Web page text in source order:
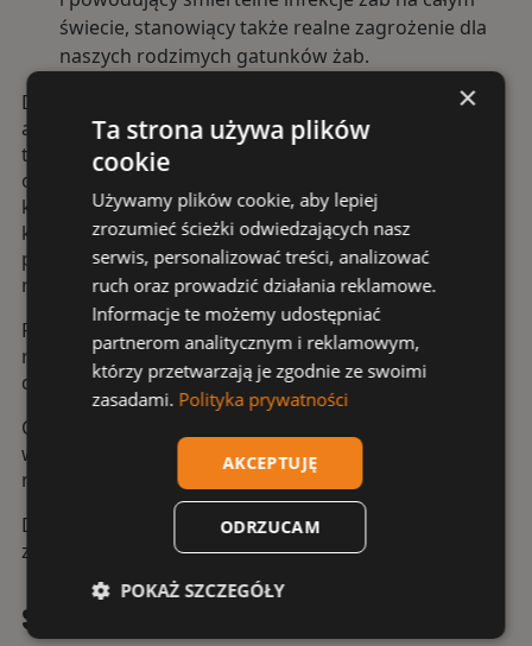
świecie, stanowiący także realne zagrożenie dla
naszych rodzimych gatunków żab.
Dodatkową atrakcją pozwalającą wykorzystać
artystyczne zdolności milusińskich były warsztaty z
tworzenia kolorowych kwiatów z bibuły. Pod czujnym
okiem praktykantek i rodziców dzieci wycinały
kolorowe płatki i samodzielnie tworzyły elementy
kwiatu. Nie zabrakło oczywiście pyłku– tę rolę przejęły
przyprawy. Zajęcia pokazały najmłodszym, jak wielką
rolę spełniają pszczoły.
Po zakończonych warsztatach wylosowano dwie
rodziny, które otrzymały nagrody w postaci zestawu
do złożenia – budki lęgowej i hoteliku dla owadów.
Całość wydarzenia dopełnia wystawa edukacyjna „Co
w trawie piszczy?”, z którą nadal można się zapoznać
na terenie Afrykarium.
Dziękujemy uczestnikom za aktywny udział i
zapraszamy na kolejne wydarzenia na terenie ZOO !!!
Środki zaradcze
×
Ta strona używa plików
cookie
Używamy plików cookie, aby lepiej
zrozumieć ścieżki odwiedzających nasz
serwis, personalizować treści, analizować
ruch oraz prowadzić działania reklamowe.
Informacje te możemy udostępniać
partnerom analitycznym i reklamowym,
którzy przetwarzają je zgodnie ze swoimi
zasadami. Polityka prywatności
AKCEPTUJĘ
ODRZUCAM
POKAŻ SZCZEGÓŁY